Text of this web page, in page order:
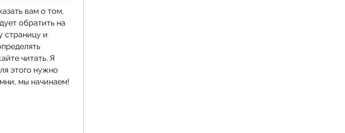
вам о том,
обратить на
страницу и
читать. Я
этого нужно
мы начинаем!